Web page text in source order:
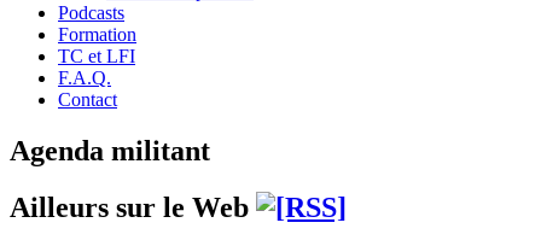
Podcasts
Formation
TC et LFI
F.A.Q.
Contact
Agenda militant
Ailleurs sur le Web